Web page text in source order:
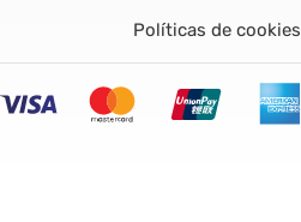
Políticas de cookies